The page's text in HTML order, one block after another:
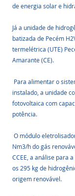
de energia solar e
Já a unidade de
batizada de Pecém
termelétrica (UTE)
Amarante (CE).
instalado, a unidade
fotovoltaica com
potência.
Nm3/h do gás
CCEE, a análise para
os 295 kg de
origem renovável.